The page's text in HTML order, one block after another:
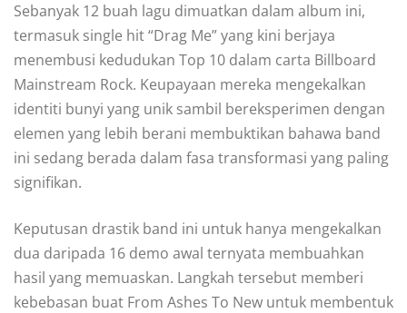
Sebanyak 12 buah lagu dimuatkan dalam album ini,
termasuk single hit “Drag Me” yang kini berjaya
menembusi kedudukan Top 10 dalam carta Billboard
Mainstream Rock. Keupayaan mereka mengekalkan
identiti bunyi yang unik sambil bereksperimen dengan
elemen yang lebih berani membuktikan bahawa band
ini sedang berada dalam fasa transformasi yang paling
signifikan.
Keputusan drastik band ini untuk hanya mengekalkan
dua daripada 16 demo awal ternyata membuahkan
hasil yang memuaskan. Langkah tersebut memberi
kebebasan buat From Ashes To New untuk membentuk